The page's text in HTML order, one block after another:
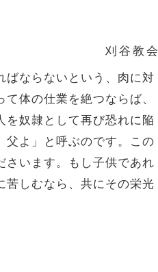
刈谷教会
ばならないという、肉に対
体の仕業を絶つならば、
を奴隷として再び恐れに陥
父よ」と呼ぶのです。この
さいます。もし子供であれ
苦しむなら、共にその栄光